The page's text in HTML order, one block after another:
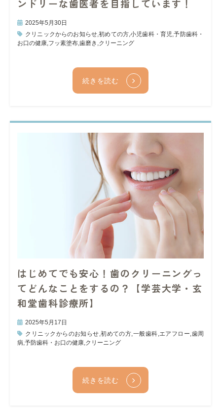
ンドリーな歯医者を目指しています！
2025年5月30日
クリニックからのお知らせ,初めての方,小児歯科・育児,予防歯科・
お口の健康,フッ素塗布,歯磨き ,クリーニング
続きを読む
はじめてでも安心！歯のクリーニングっ
てどんなことをするの？【学芸大学・玄
和堂歯科診療所】
2025年5月17日
クリニックからのお知らせ,初めての方,一般歯科,エアフロー,歯周
病,予防歯科・お口の健康,クリーニング
続きを読む